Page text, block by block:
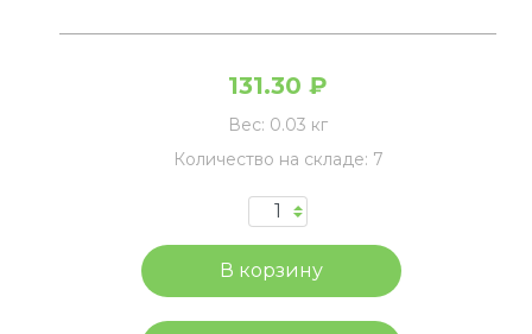
131.30 ₽
Вес: 0.03 кг
Количество на складе: 7